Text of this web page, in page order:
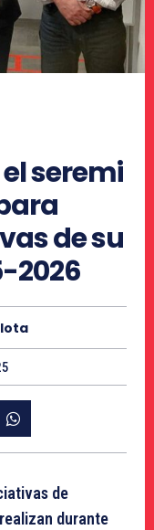
el seremi
de su
2026
de
durante